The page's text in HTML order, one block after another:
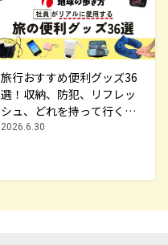
旅行おすすめ便利グッズ36
選！収納、防犯、リフレッ
シュ、どれを持って行く？
【編集者の旅の持ち物】
2026.6.30